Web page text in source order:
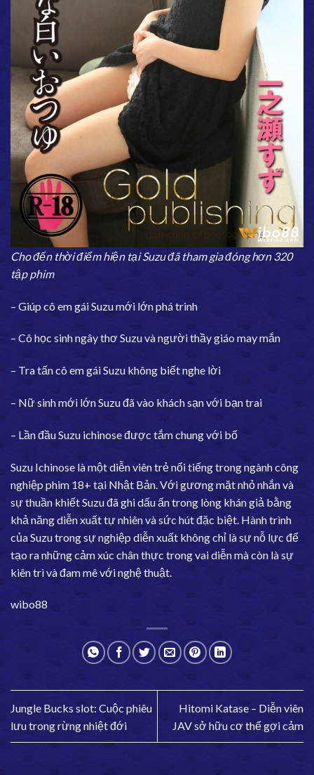
Cho đến thời điểm hiện tại Suzu đã tham gia đóng hơn 320
tập phim
– Giúp cô em gái Suzu mới lớn phá trinh
– Cô học sinh ngây thơ Suzu và người thầy giáo may mắn
– Tra tấn cô em gái Suzu không biết nghe lời
– Nữ sinh mới lớn Suzu đã vào khách sạn với bạn trai
– Lần đầu Suzu ichinose được tắm chung với bố
Suzu Ichinose là một diễn viên trẻ nổi tiếng trong ngành công
nghiệp phim 18+ tại Nhật Bản. Với gương mặt nhỏ nhắn và
sự thuần khiết Suzu đã ghi dấu ấn trong lòng khán giả bằng
khả năng diễn xuất tự nhiên và sức hút đặc biệt. Hành trình
của Suzu trong sự nghiệp diễn xuất không chỉ là sự nỗ lực để
tạo ra những cảm xúc chân thực trong vai diễn mà còn là sự
kiên trì và đam mê với nghệ thuật.
wibo88
Jungle Bucks slot: Cuộc phiêu
lưu trong rừng nhiệt đới
Hitomi Katase – Diễn viên
JAV sở hữu cơ thể gợi cảm